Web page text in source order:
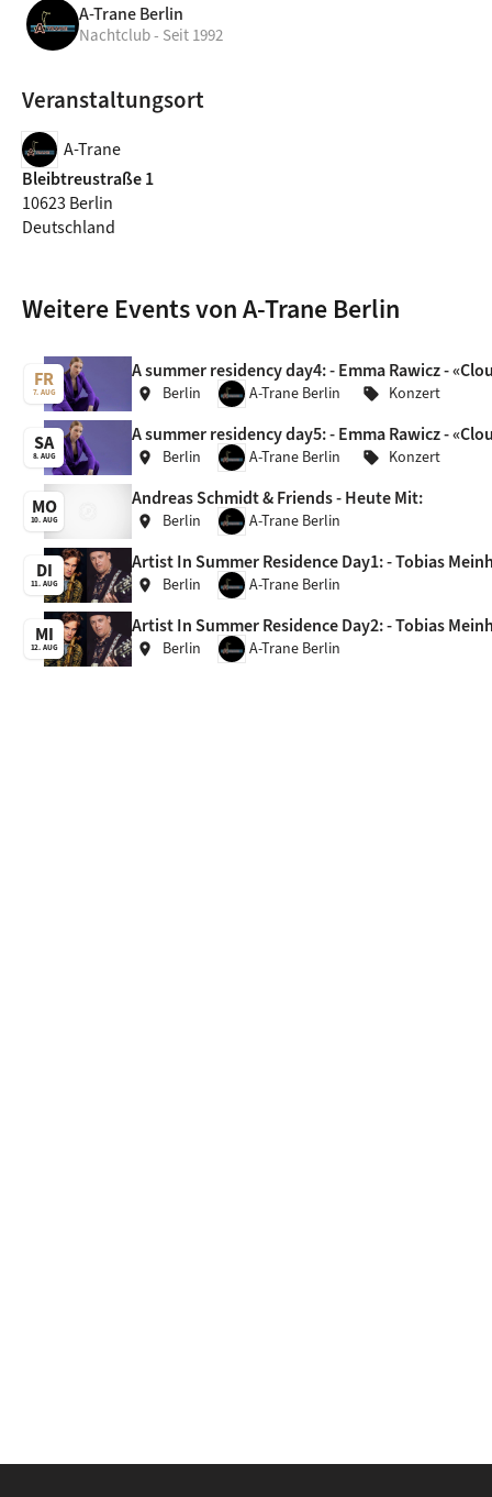
A-Trane Berlin
Nachtclub - Seit 1992
Veranstaltungsort
A-Trane
Bleibtreustraße 1
10623 Berlin
Deutschland
Weitere Events von A-Trane Berlin
FR
7. AUG
A summer residency day4: - Emma Rawicz -
location_on Berlin A-Trane Berlin sell Konzert
SA
8. AUG
A summer residency day5: - Emma Rawicz -
location_on Berlin A-Trane Berlin sell Konzert
MO
10. AUG
Andreas Schmidt & Friends - Heute Mit:
location_on Berlin A-Trane Berlin
DI
11. AUG
Artist In Summer Residence Day1: - Tobias
location_on Berlin A-Trane Berlin
MI
12. AUG
Artist In Summer Residence Day2: - Tobias
location_on Berlin A-Trane Berlin